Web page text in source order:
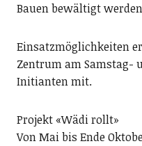
Bauen bewältigt
Einsatzmöglichkeiten
Zentrum am Samstag-
Initianten mit.
Projekt «Wädi rollt»
Von Mai bis Ende